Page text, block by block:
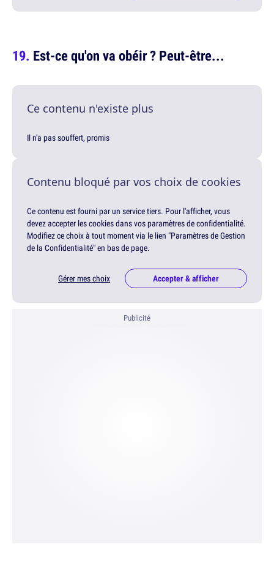
Est-ce qu'on va obéir ? Peut-être...
Ce contenu n'existe plus
Il n'a pas souffert, promis
Contenu bloqué par vos choix de cookies
Ce contenu est fourni par un service tiers. Pour l'afficher, vous
devez accepter les cookies dans vos paramètres de confidentialité.
Modifiez ce choix à tout moment via le lien "Paramètres de Gestion
de la Confidentialité" en bas de page.
Gérer mes choix Accepter & afficher
Publicité